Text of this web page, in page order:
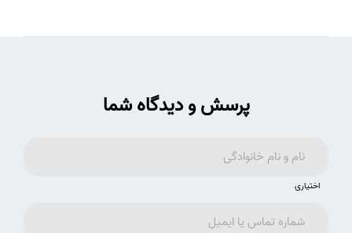
پرسش و دیدگاه شما
اختیاری